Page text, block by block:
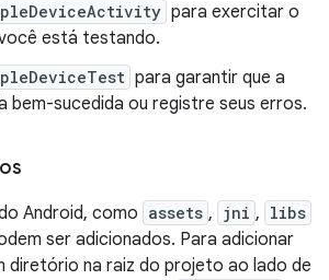
para exercitar o
está testando.
para garantir que a
bem-sucedida ou registre seus erros.
Android, como assets , jni , libs
ser adicionados. Para adicionar
diretório na raiz do projeto ao lado de